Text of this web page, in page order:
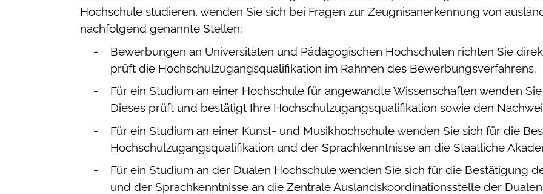
Hochschule studieren, wenden Sie sich bei Fragen zur Zeugnisanerkennung von
nachfolgend genannte Stellen:
Bewerbungen an Universitäten und Pädagogischen Hochschulen richten Sie
prüft die Hochschulzugangsqualifikation im Rahmen des Bewerbungsverfahrens.
Für ein Studium an einer Hochschule für angewandte Wissenschaften wenden
Dieses prüft und bestätigt Ihre Hochschulzugangsqualifikation sowie den
Für ein Studium an einer Kunst- und Musikhochschule wenden Sie sich für die
Hochschulzugangsqualifikation und der Sprachkenntnisse an die Staatliche
Für ein Studium an der Dualen Hochschule wenden Sie sich für die Bestätigung
und der Sprachkenntnisse an die Zentrale Auslandskoordinationsstelle der